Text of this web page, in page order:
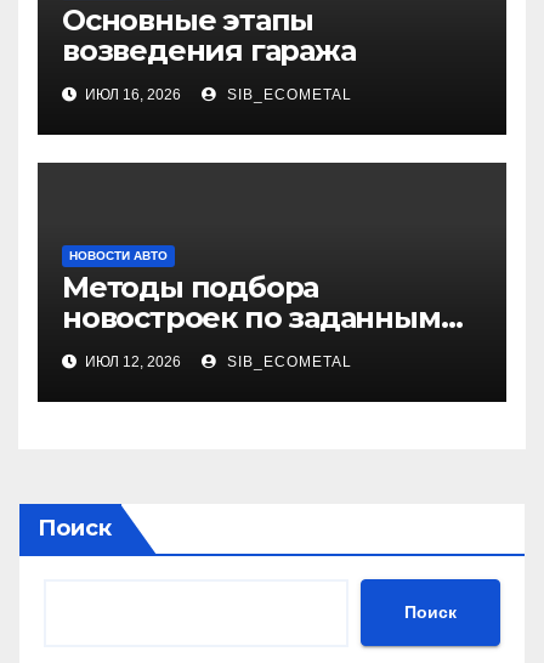
Основные этапы
возведения гаража
ИЮЛ 16, 2026 SIB_ECOMETAL
НОВОСТИ АВТО
Методы подбора
новостроек по заданным
критериям
ИЮЛ 12, 2026 SIB_ECOMETAL
Поиск
Поиск